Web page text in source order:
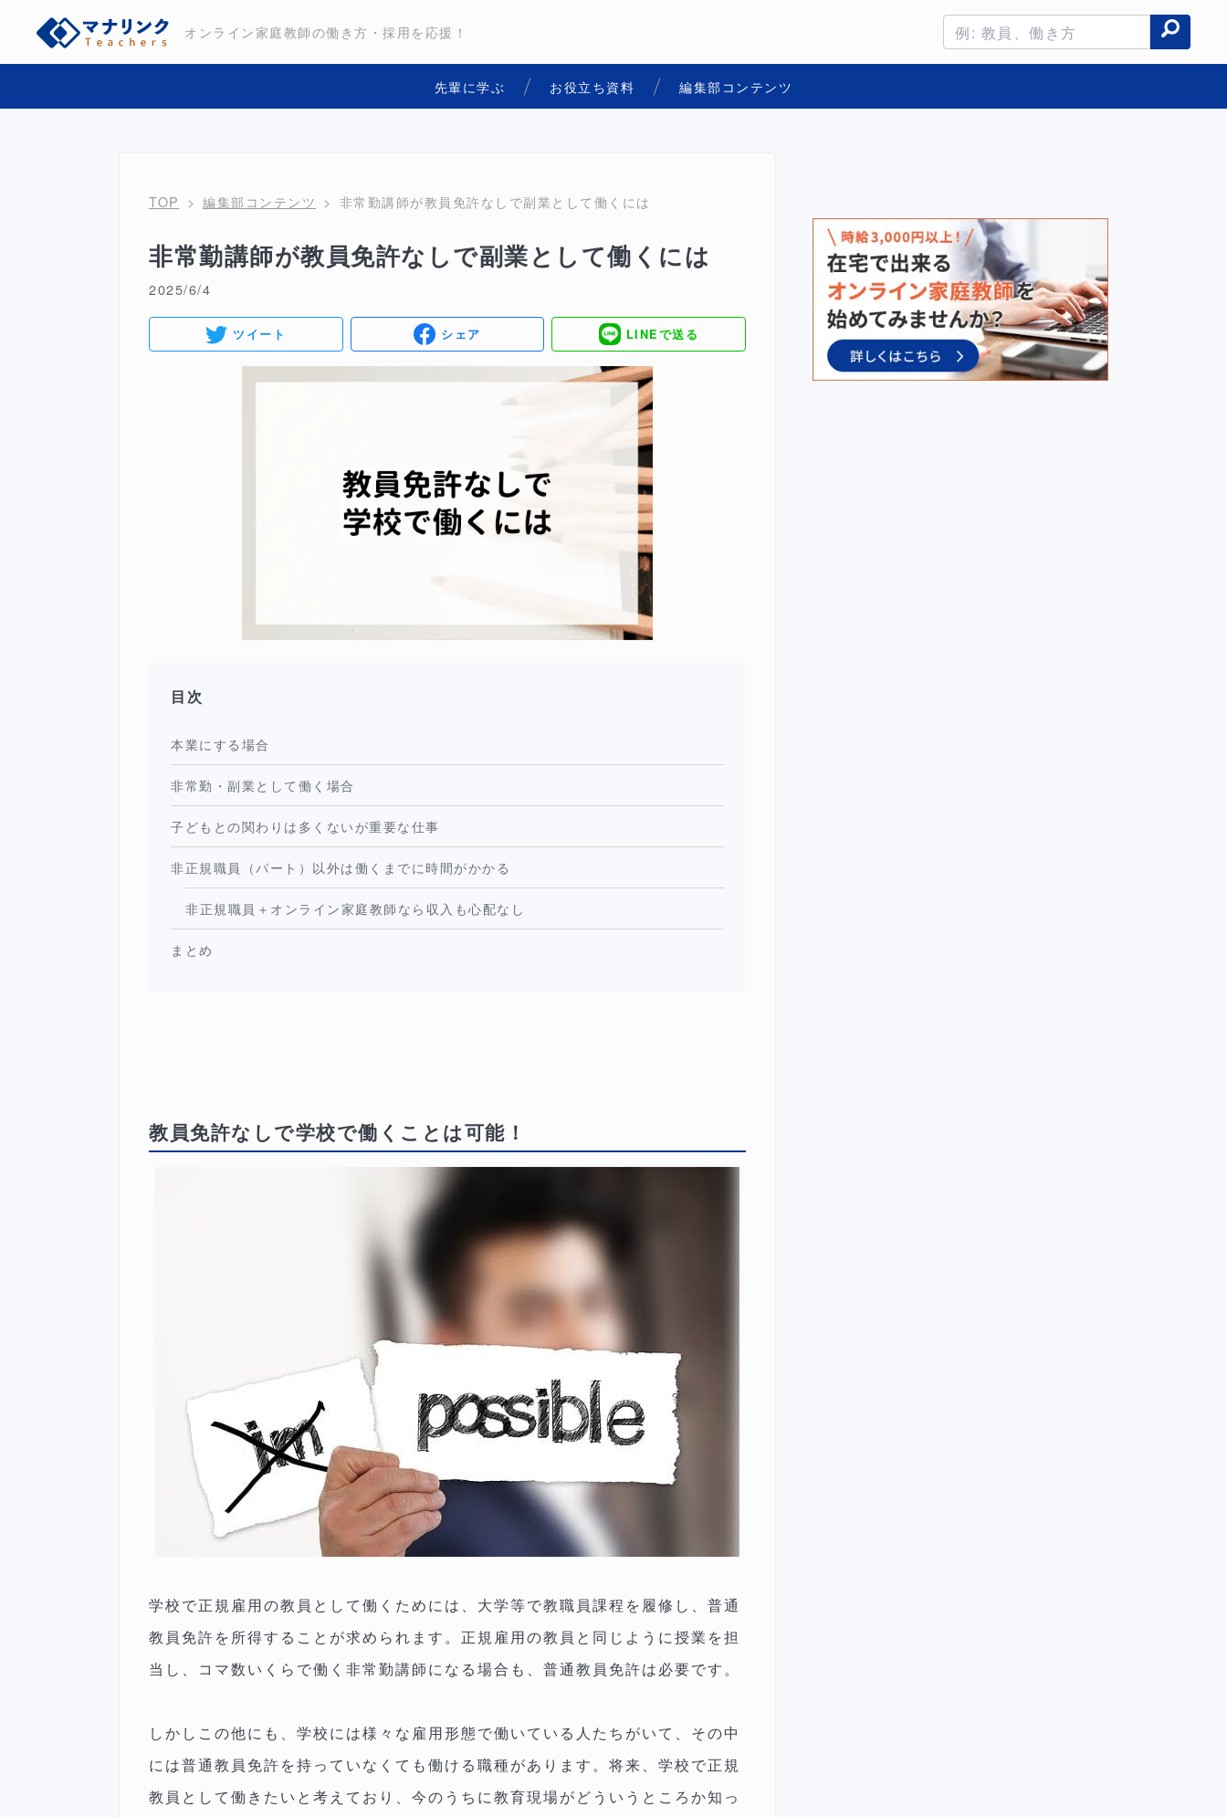
オンライン家庭教師の働き方・採用を応援！
先輩に学ぶ お役立ち資料 編集部コンテンツ
TOP 編集部コンテンツ 非常勤講師が教員免許なしで副業として働くには
非常勤講師が教員免許なしで副業として働くには
2025/6/4
ツイート シェア LINEで送る
目次
本業にする場合
非常勤・副業として働く場合
子どもとの関わりは多くないが重要な仕事
非正規職員（パート）以外は働くまでに時間がかかる
非正規職員＋オンライン家庭教師なら収入も心配なし
まとめ
教員免許なしで学校で働くことは可能！
学校で正規雇用の教員として働くためには、大学等で教職員課程を履修し、普通
教員免許を所得することが求められます。正規雇用の教員と同じように授業を担
当し、コマ数いくらで働く非常勤講師になる場合も、普通教員免許は必要です。
しかしこの他にも、学校には様々な雇用形態で働いている人たちがいて、その中
には普通教員免許を持っていなくても働ける職種があります。将来、学校で正規
教員として働きたいと考えており、今のうちに教育現場がどういうところか知っ